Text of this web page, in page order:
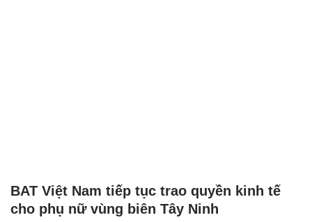
BAT Việt Nam tiếp tục trao quyền kinh tế
cho phụ nữ vùng biên Tây Ninh